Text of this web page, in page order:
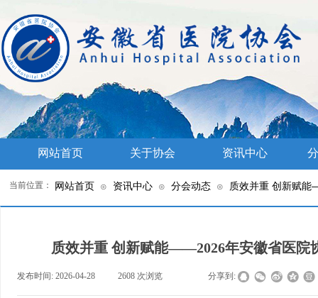
网站首页 关于协会 资讯中心
网站首页 ⊙ 资讯中心 ⊙ 分会动态 ⊙ 质效并重 创新赋
当前位置：
质效并重 创新赋能——2026年安徽省医院
发布时间: 2026-04-28 2608 次浏览 分享到: